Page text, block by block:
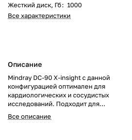
Жесткий диск, Гб: 1000
Все характеристики
Описание
Mindray DC-90 X-insight с данной
конфигурацией оптимален для
кардиологических и сосудистых
исследований. Подходит для
функциональной диагностики,
включая ЭхоКГ с модуляцией
Все описание